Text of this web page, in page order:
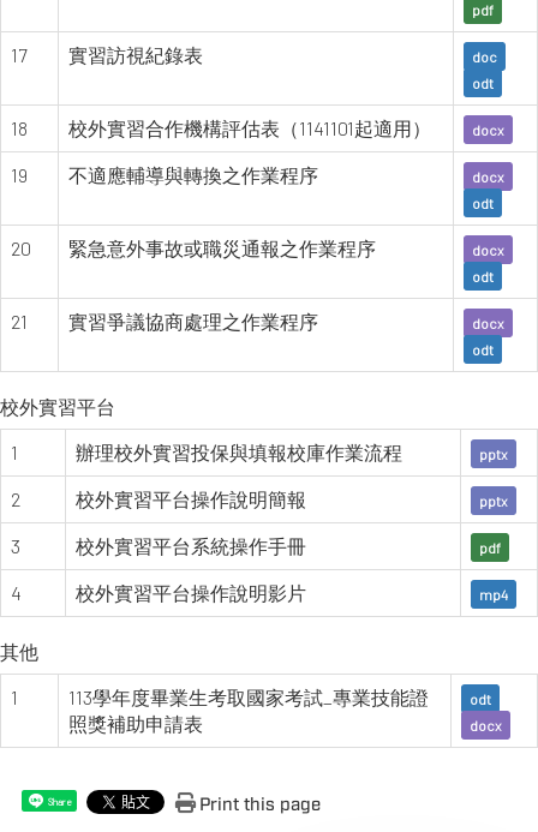
pdf
17 實習訪視紀錄表
doc
odt
18 校外實習合作機構評估表（1141101起適用） docx
19 不適應輔導與轉換之作業程序
docx
odt
20 緊急意外事故或職災通報之作業程序
docx
odt
21 實習爭議協商處理之作業程序
docx
odt
校外實習平台
1
辦理校外實習投保與填報校庫作業流程 pptx
2 校外實習平台操作說明簡報 pptx
3 校外實習平台系統操作手冊 pdf
4 校外實習平台操作說明影片 mp4
其他
1
113學年度畢業生考取國家考試_專業技能證
照獎補助申請表
odt
docx
Share Print this page